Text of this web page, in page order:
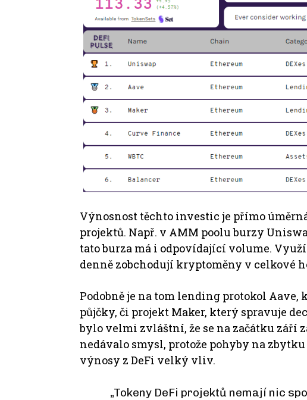
Výnosnost těchto investic je přímo
projektů. Např. v AMM poolu burzy
tato burza má i odpovídající volume.
denně zobchodují kryptoměny v celkové
Podobně je na tom lending protokol
půjčky, či projekt Maker, který spravuje
bylo velmi zvláštní, že se na začátku září
nedávalo smysl, protože pohyby na
výnosy z DeFi velký vliv.
„Tokeny DeFi projektů nemají nic